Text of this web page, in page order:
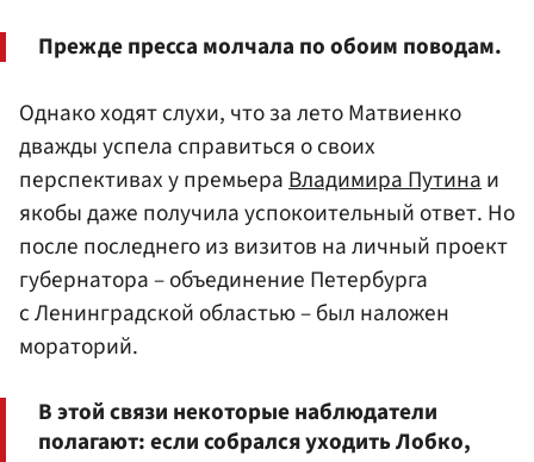
Прежде пресса молчала по обоим поводам.
Однако ходят слухи, что за лето Матвиенко
дважды успела справиться о своих
перспективах у премьераВладимира Путинаи
якобы даже получила успокоительный ответ. Но
после последнего из визитов на личный проект
губернатора – объединение Петербурга
с Ленинградской областью – был наложен
мораторий.
В этой связи некоторые наблюдатели
полагают: если собрался уходить Лобко,